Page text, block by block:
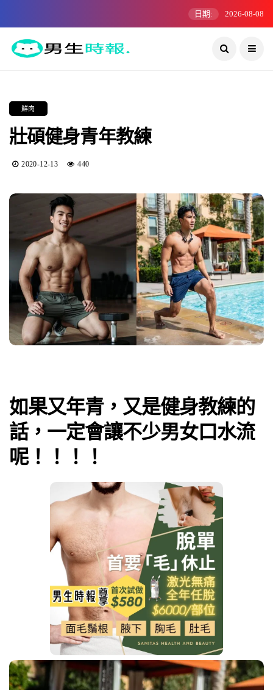
日期: 2026-08-08
鮮肉
壯碩健身青年教練
2020-12-13 440
如果又年青，又是健身教練的
話，一定會讓不少男女口水流
呢！！！！